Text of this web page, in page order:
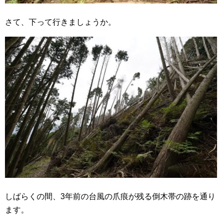
さて、下って行きましょうか。
しばらくの間、3年前の台風の爪痕が残る倒木帯の跡を通り
ます。